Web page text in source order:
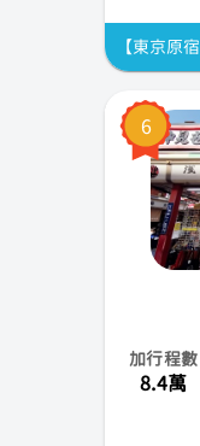
6
加行程數
8.4萬